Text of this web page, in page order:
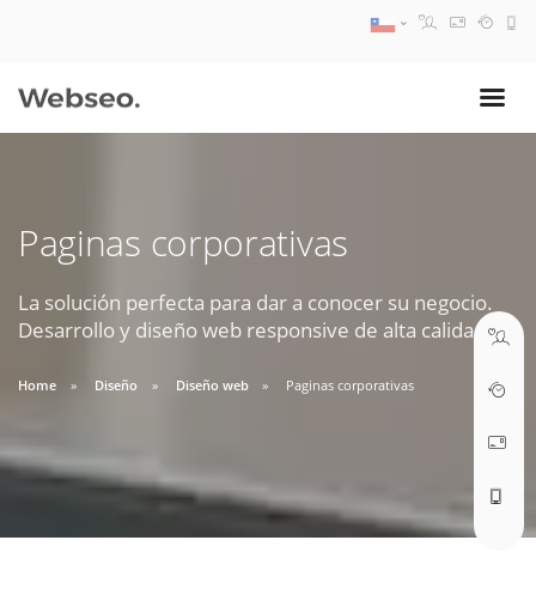
Paginas corporativas
La solución perfecta para dar a conocer su negocio.
Desarrollo y diseño web responsive de alta calidad.
Home Diseño Diseño web Paginas corporativas
09:30 AM A 18:30 PM
soporte@webseo.cl